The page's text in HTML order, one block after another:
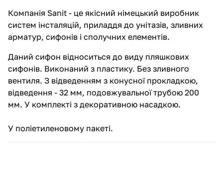
Компанія Sanit - це якісний німецький виробник
систем інсталяцій, приладдя до унітазів, зливних
арматур, сифонів і сполучних елементів.
Даний сифон відноситься до виду пляшкових
сифонів. Виконаний з пластику. Без зливного
вентиля. З відведенням з конусної прокладкою,
відведення - 32 мм, подовжувальної трубою 200
мм. У комплекті з декоративною насадкою.
У поліетиленовому пакеті.